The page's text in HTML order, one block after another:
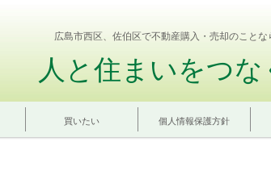
広島市西区、佐伯区で不動産購入・売却のこと
人と住まいをつ
買いたい 個人情報保護方針